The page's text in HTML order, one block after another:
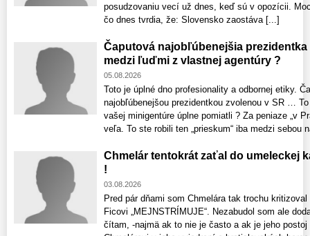
posudzovaniu vecí už dnes, keď sú v opozícii.
čo dnes tvrdia, že: Slovensko zaostáva [...]
Čaputová najobľúbenejšia
medzi ľuďmi z vlastnej agentúry ?
05.08.2026
Toto je úplné dno profesionality a odbornej etiky.
najobľúbenejšou prezidentkou zvolenou v SR …
vašej minigentúre úplne pomiatli ? Za peniaze „v
veľa. To ste robili ten „prieskum“ iba medzi sebou
Chmelár tentokrát zaťal do umeleckej
!
03.08.2026
Pred pár dňami som Chmelára tak trochu
Ficovi „MEJNSTRÍMUJE“. Nezabudol som ale
čítam, -najmä ak to nie je často a ak je jeho